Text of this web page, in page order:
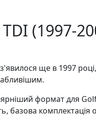
(1997-
ще в 1997
формат для
базова комплектація